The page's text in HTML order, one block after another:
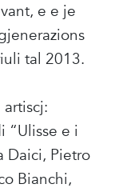
e e je
tal 2013.
“Ulisse e i
Daici, Pietro
Bianchi,